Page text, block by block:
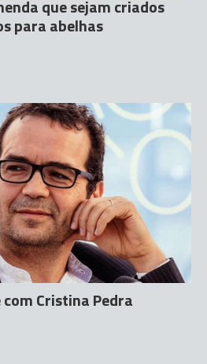
que sejam criados
para abelhas
Cristina Pedra